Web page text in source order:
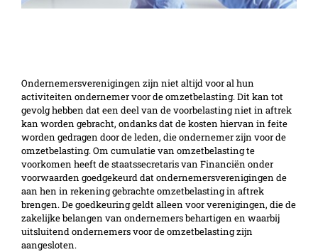
Ondernemersverenigingen zijn niet altijd voor al hun
activiteiten ondernemer voor de omzetbelasting. Dit kan tot
gevolg hebben dat een deel van de voorbelasting niet in aftrek
kan worden gebracht, ondanks dat de kosten hiervan in feite
worden gedragen door de leden, die ondernemer zijn voor de
omzetbelasting. Om cumulatie van omzetbelasting te
voorkomen heeft de staatssecretaris van Financiën onder
voorwaarden goedgekeurd dat ondernemersverenigingen de
aan hen in rekening gebrachte omzetbelasting in aftrek
brengen. De goedkeuring geldt alleen voor verenigingen, die de
zakelijke belangen van ondernemers behartigen en waarbij
uitsluitend ondernemers voor de omzetbelasting zijn
aangesloten.